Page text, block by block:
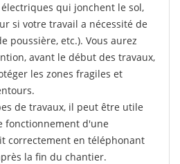
qui jonchent le sol,
si votre travail a nécessité de
poussière, etc.). Vous aurez
avant le début des travaux,
les zones fragiles et
de travaux, il peut être utile
fonctionnement d'une
correctement en téléphonant
la fin du chantier.